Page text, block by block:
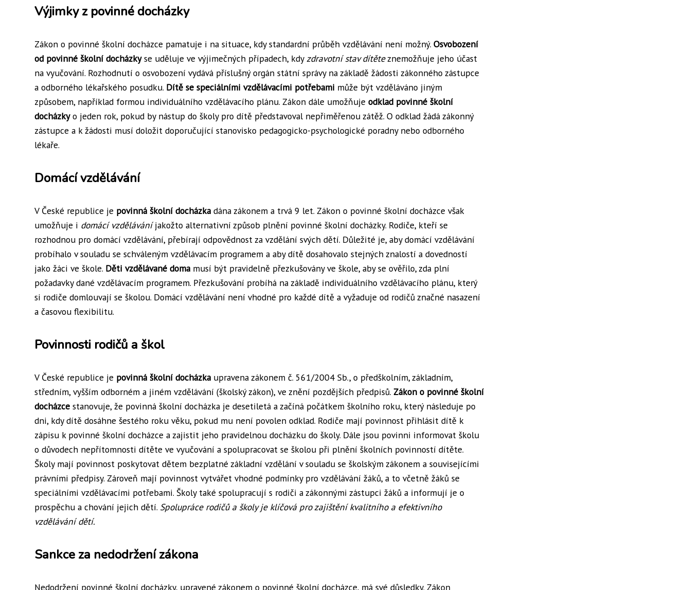
Výjimky z povinné docházky
Zákon o povinné školní docházce pamatuje i na situace, kdy standardní průběh vzdělávání není možný. Osvobození
od povinné školní docházkyse uděluje ve výjimečných případech, kdyzdravotní stav dítěteznemožňuje jeho účast
na vyučování. Rozhodnutí o osvobození vydává příslušný orgán státní správy na základě žádosti zákonného zástupce
a odborného lékařského posudku. Dítě se speciálními vzdělávacími potřebami může být vzděláváno jiným
způsobem, například formou individuálního vzdělávacího plánu. Zákon dále umožňuje odklad povinné školní
docházkyo jeden rok, pokud by nástup do školy pro dítě představoval nepřiměřenou zátěž. O odklad žádá zákonný
zástupce a k žádosti musí doložit doporučující stanovisko pedagogicko-psychologické poradny nebo odborného
lékaře.
Domácí vzdělávání
V České republice je povinná školní docházka dána zákonem a trvá 9 let. Zákon o povinné školní docházce však
umožňuje i domácí vzděláváníjakožto alternativní způsob plnění povinné školní docházky. Rodiče, kteří se
rozhodnou pro domácí vzdělávání, přebírají odpovědnost za vzdělání svých dětí. Důležité je, aby domácí vzdělávání
probíhalo v souladu se schváleným vzdělávacím programem a aby dítě dosahovalo stejných znalostí a dovedností
jako žáci ve škole. Děti vzdělávané doma musí být pravidelně přezkušovány ve škole, aby se ověřilo, zda plní
požadavky dané vzdělávacím programem. Přezkušování probíhá na základě individuálního vzdělávacího plánu, který
si rodiče domlouvají se školou. Domácí vzdělávání není vhodné pro každé dítě a vyžaduje od rodičů značné nasazení
a časovou flexibilitu.
Povinnosti rodičů a škol
V České republice je povinná školní docházka upravena zákonem č. 561/2004 Sb., o předškolním, základním,
středním, vyšším odborném a jiném vzdělávání (školský zákon), ve znění pozdějších předpisů. Zákon o povinné školní
docházce stanovuje, že povinná školní docházka je desetiletá a začíná počátkem školního roku, který následuje po
dni, kdy dítě dosáhne šestého roku věku, pokud mu není povolen odklad. Rodiče mají povinnost přihlásit dítě k
zápisu k povinné školní docházce a zajistit jeho pravidelnou docházku do školy. Dále jsou povinni informovat školu
o důvodech nepřítomnosti dítěte ve vyučování a spolupracovat se školou při plnění školních povinností dítěte.
Školy mají povinnost poskytovat dětem bezplatné základní vzdělání v souladu se školským zákonem a souvisejícími
právními předpisy. Zároveň mají povinnost vytvářet vhodné podmínky pro vzdělávání žáků, a to včetně žáků se
speciálními vzdělávacími potřebami. Školy také spolupracují s rodiči a zákonnými zástupci žáků a informují je o
prospěchu a chování jejich dětí. Spolupráce rodičů a školy je klíčová pro zajištění kvalitního a efektivního
vzdělávání dětí.
Sankce za nedodržení zákona
Nedodržení povinné školní docházky, upravené zákonem o povinné školní docházce, má své důsledky. Zákon